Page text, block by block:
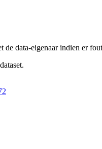
de data-eigenaar indien er